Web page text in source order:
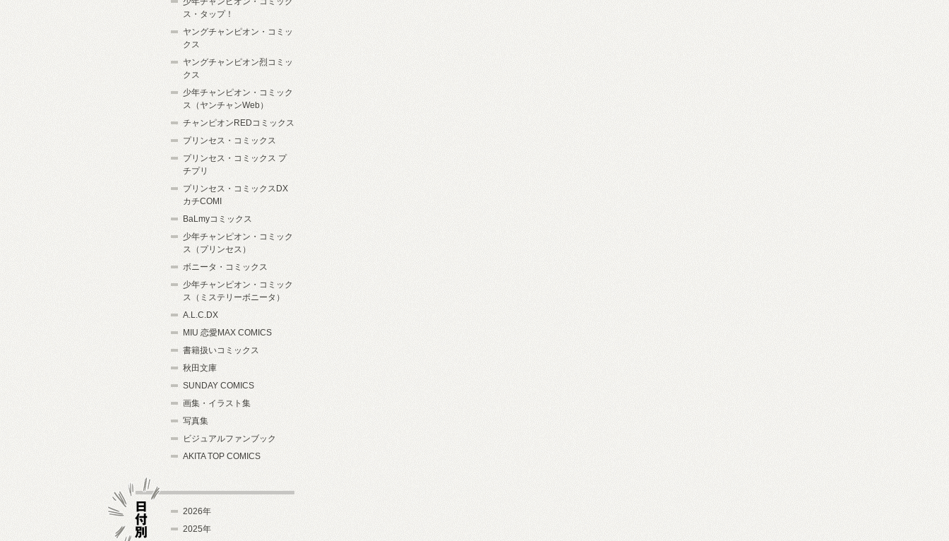
ス・タップ！
ヤングチャンピオン・コミッ
クス
ヤングチャンピオン烈コミッ
クス
少年チャンピオン・コミック
ス（ヤンチャンWeb）
チャンピオンREDコミックス
プリンセス・コミックス
プリンセス・コミックス プ
チプリ
プリンセス・コミックスDX
カチCOMI
BaLmyコミックス
少年チャンピオン・コミック
ス（プリンセス）
ボニータ・コミックス
少年チャンピオン・コミック
ス（ミステリーボニータ）
A.L.C.DX
MIU 恋愛MAX COMICS
書籍扱いコミックス
秋田文庫
SUNDAY COMICS
画集・イラスト集
写真集
ビジュアルファンブック
AKITA TOP COMICS
2026年
2025年